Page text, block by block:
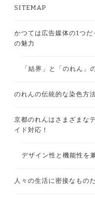
SITEMAP
かつては広告媒体の1つ
の魅力
「結界」と「のれん」
のれんの伝統的な染色方
京都のれんはさまざまな
イド対応！
デザイン性と機能性を
人々の生活に密接なもの